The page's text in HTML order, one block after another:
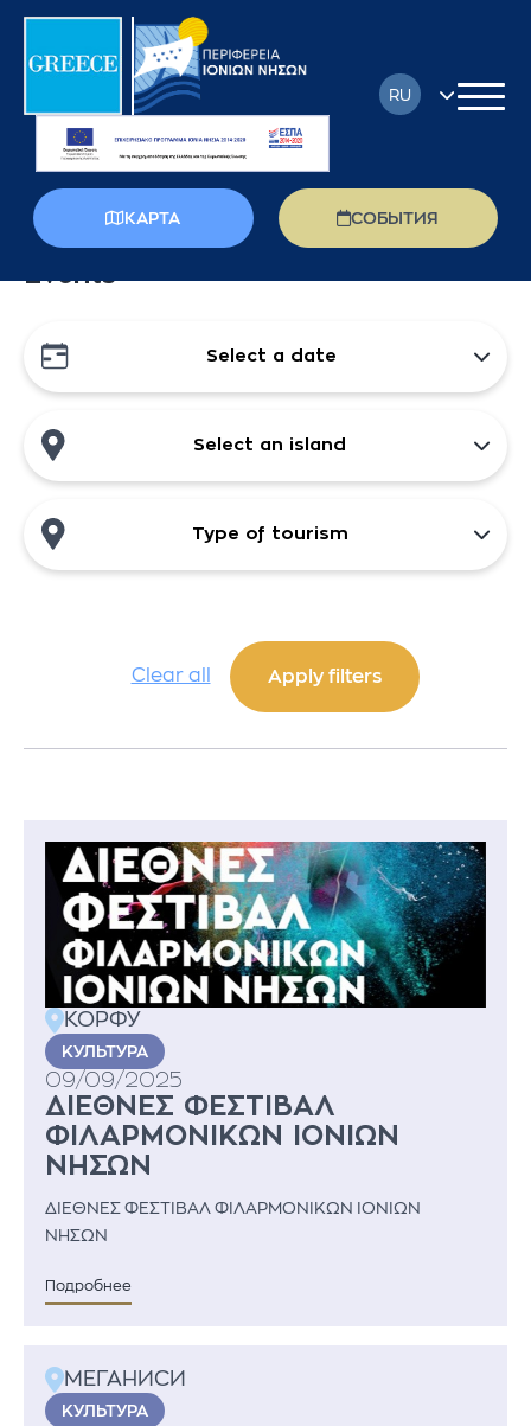
КАРТА СОБЫТИЯ
RU
FR
PL
Events
Select a date
Select an island
Type of tourism
Clear all
КОРФУ
KУЛЬТУРА
09/09/2025
ΔΙΕΘΝΕΣ ΦΕΣΤΙΒΑΛ
ΦΙΛΑΡΜΟΝΙΚΩΝ ΙΟΝΙΩΝ
ΝΗΣΩΝ
ΔΙΕΘΝΕΣ ΦΕΣΤΙΒΑΛ ΦΙΛΑΡΜΟΝΙΚΩΝ ΙΟΝΙΩΝ
ΝΗΣΩΝ
Подробнее
МЕГАНИСИ
KУЛЬТУРА